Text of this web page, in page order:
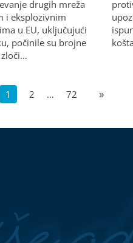
drugih mreža
i eksplozivnim
u EU, uključujući
počinile su brojne
1 2 … 72 »